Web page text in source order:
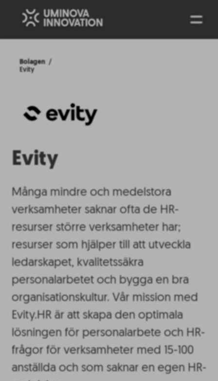
Bolagen
Evity
Evity
Många mindre och medelstora
verksamheter saknar ofta de HR-
resurser större verksamheter har;
resurser som hjälper till att utveckla
ledarskapet, kvalitetssäkra
personalarbetet och bygga en bra
organisationskultur. Vår mission med
Evity.HR är att skapa den optimala
lösningen för personalarbete och HR-
frågor för verksamheter med 15-100
anställda och som saknar en egen HR-